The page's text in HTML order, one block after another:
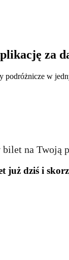
za
podróżnicze w
na Twoją
już dziś i